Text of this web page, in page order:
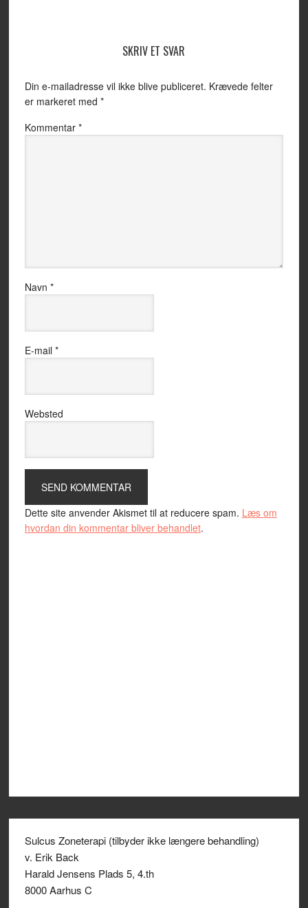
SKRIV ET SVAR
Din e-mailadresse vil ikke blive publiceret. Krævede felter
er markeret med *
Kommentar *
Navn *
E-mail *
Websted
Dette site anvender Akismet til at reducere spam. Læs om
hvordan din kommentar bliver behandlet.
Sulcus Zoneterapi (tilbyder ikke længere behandling)
v. Erik Back
Harald Jensens Plads 5, 4.th
8000 Aarhus C